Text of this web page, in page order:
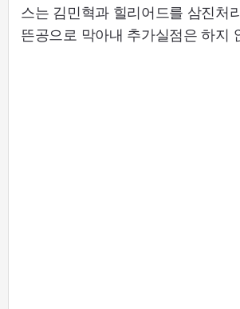
스는 김민혁과 힐리어드를 삼진처
뜬공으로 막아내 추가실점은 하지